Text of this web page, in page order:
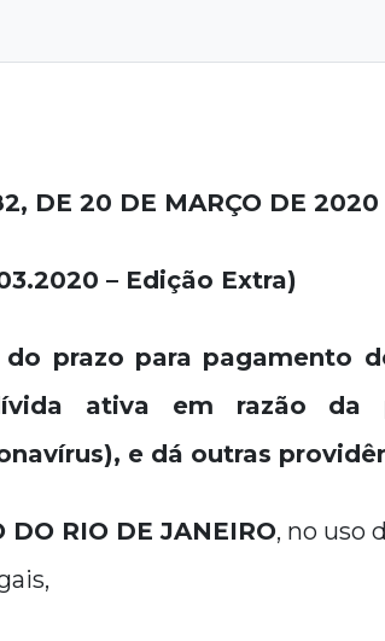
DE 20 DE MARÇO DE 2020
– Edição Extra)
prazo para pagamento
ativa em razão da
e dá outras
DO RIO DE JANEIRO, no uso